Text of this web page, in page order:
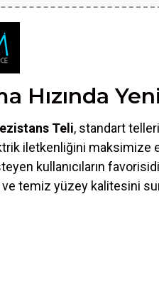
Hızında
Teli, standart
iletkenliğini maksimize
kullanıcıların
temiz yüzey kalitesini